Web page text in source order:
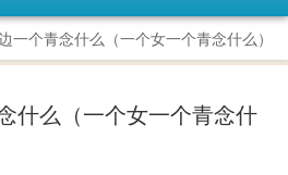
一个青念什么（一个女一个青念什么）
什么（一个女一个青念什